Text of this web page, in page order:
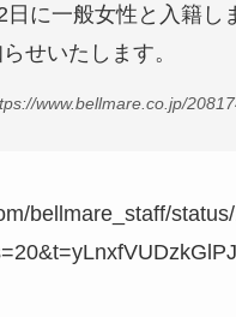
日に一般女性と入籍し
せいたします。
www.bellmare.co.jp/
bellmare_staff/